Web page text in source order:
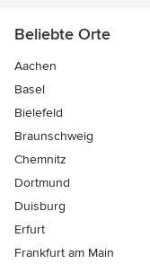
Beliebte Orte
Aachen
Basel
Bielefeld
Braunschweig
Chemnitz
Dortmund
Duisburg
Erfurt
Frankfurt am Main